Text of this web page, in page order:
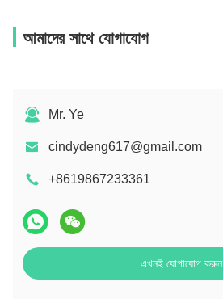
আমাদের সাথে যোগাযোগ
Mr. Ye
cindydeng617@gmail.com
+8619867233361
এখনই যোগাযোগ করুন